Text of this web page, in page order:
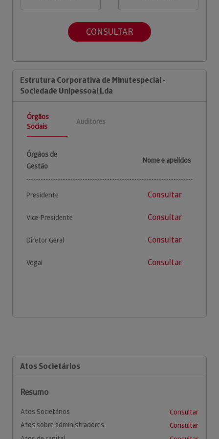
CONSULTAR
Estrutura Corporativa de Minutespecial -
Sociedade Unipessoal Lda
Órgãos
Sociais
Auditores
Órgãos de
Gestão
Nome e apelidos
Presidente Consultar
Vice-Presidente Consultar
Diretor Geral Consultar
Vogal Consultar
Atos Societários
Resumo
Atos Societários
Consultar
Atos sobre administradores
Consultar